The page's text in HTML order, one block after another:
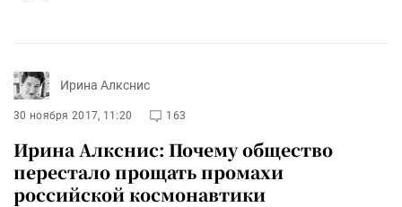
Ирина Алкснис
30 ноября 2017, 11:20 163
Ирина Алкснис: Почему общество
перестало прощать промахи
российской космонавтики